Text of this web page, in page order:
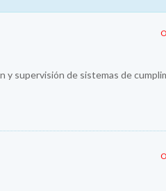
y supervisión de sistemas de